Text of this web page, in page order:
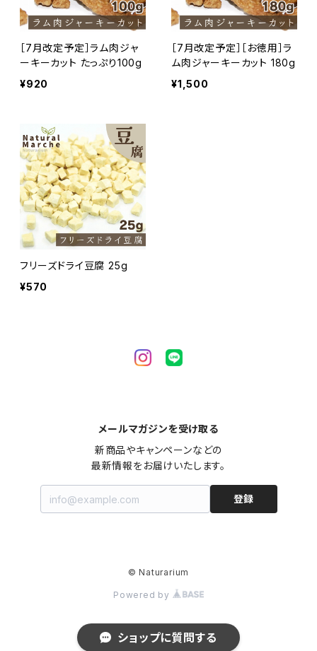
［7月改定予定］ラム肉ジャ
ーキーカット たっぷり100g
¥920
［7月改定予定］［お徳用］ラ
ム肉ジャーキーカット 180g
¥1,500
フリーズドライ豆腐 25g
¥570
メールマガジンを受け取る
新商品やキャンペーンなどの
最新情報をお届けいたします。
登録
© Naturarium
Powered by
ショップに質問する